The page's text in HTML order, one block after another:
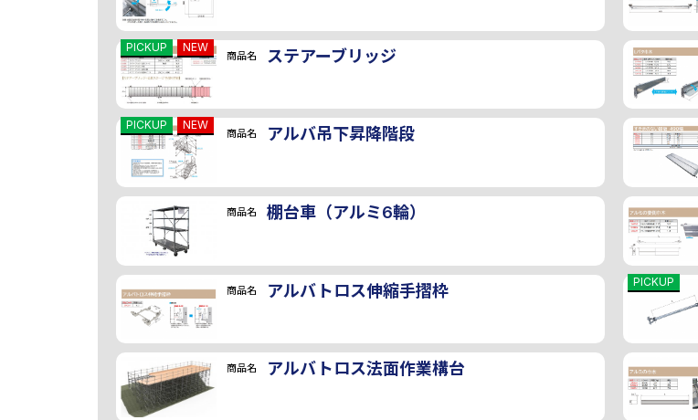
PICKUP NEW
商品名 ステアーブリッジ
PICKUP NEW
商品名 アルバ吊下昇降階段
商品名 棚台車（アルミ6輪）
商品名 アルバトロス伸縮手摺枠 PICKUP
商品名 アルバトロス法面作業構台